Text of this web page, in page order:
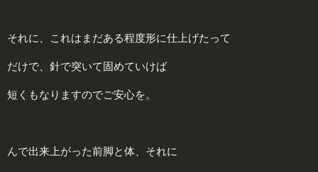
それに、これはまだある程度形に仕上げたって
だけで、針で突いて固めていけば
短くもなりますのでご安心を。
んで出来上がった前脚と体、それに